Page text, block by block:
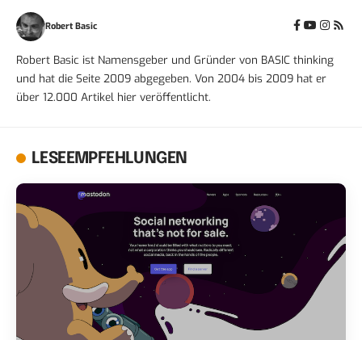
Robert Basic
Robert Basic ist Namensgeber und Gründer von BASIC thinking
und hat die Seite 2009 abgegeben. Von 2004 bis 2009 hat er
über 12.000 Artikel hier veröffentlicht.
LESEEMPFEHLUNGEN